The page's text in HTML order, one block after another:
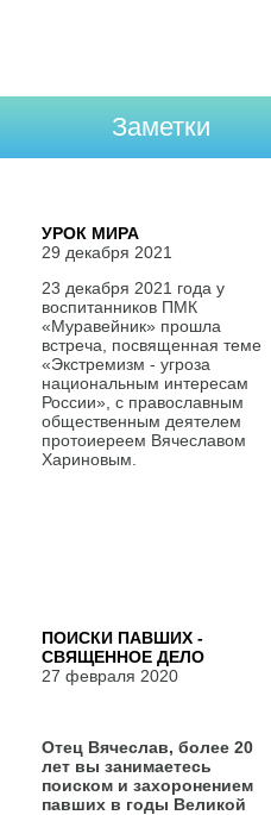
Заметки
УРОК МИРА
29 декабря 2021
23 декабря 2021 года у
воспитанников ПМК
«Муравейник» прошла
встреча, посвященная теме
«Экстремизм - угроза
национальным интересам
России», с православным
общественным деятелем
протоиереем Вячеславом
Хариновым.
ПОИСКИ ПАВШИХ -
СВЯЩЕННОЕ ДЕЛО
27 февраля 2020
Отец Вячеслав, более 20
лет вы занимаетесь
поиском и захоронением
павших в годы Великой